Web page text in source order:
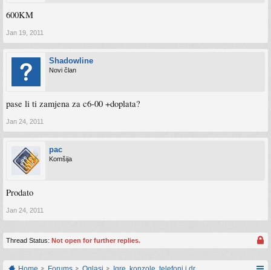
600KM
Jan 19, 2011
Shadowline
Novi član
pase li ti zamjena za c6-00 +doplata?
Jan 24, 2011
pac
Komšija
Prodato
Jan 24, 2011
Thread Status: Not open for further replies.